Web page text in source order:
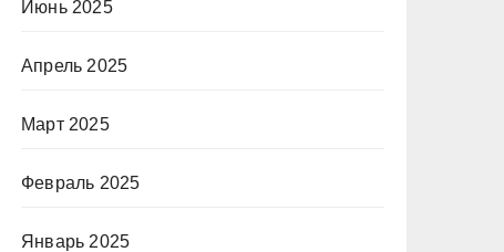
Июнь 2025
Апрель 2025
Март 2025
Февраль 2025
Январь 2025